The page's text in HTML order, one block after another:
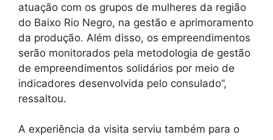
atuação com os grupos de mulheres da região
do Baixo Rio Negro, na gestão e aprimoramento
da produção. Além disso, os empreendimentos
serão monitorados pela metodologia de gestão
de empreendimentos solidários por meio de
indicadores desenvolvida pelo consulado”,
ressaltou.
A experiência da visita serviu também para o